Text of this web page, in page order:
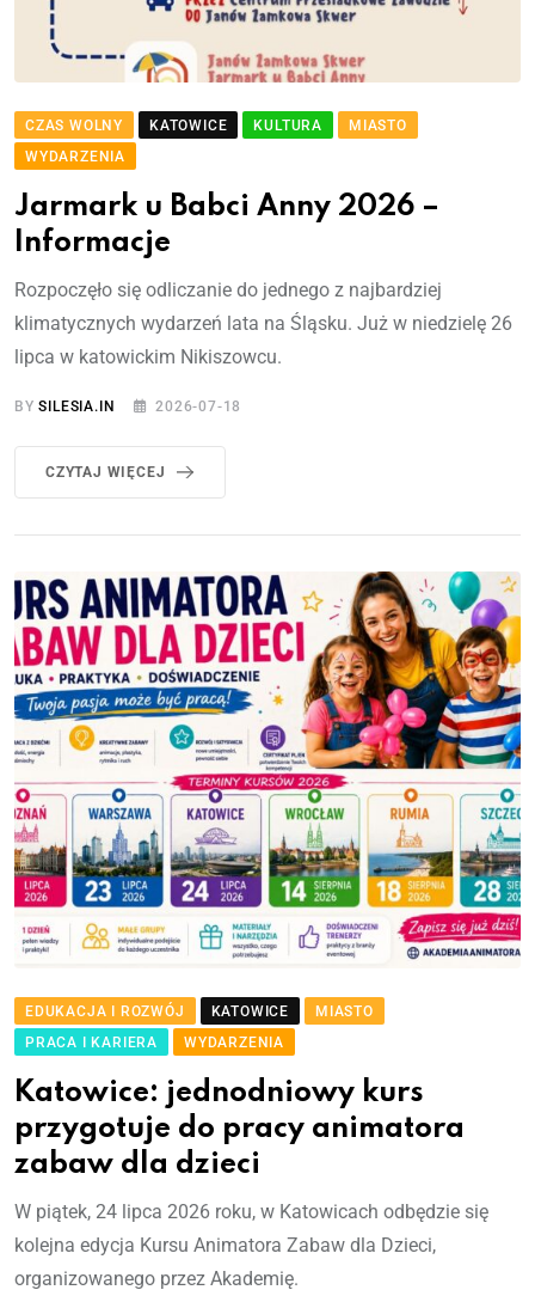
CZAS WOLNY KATOWICE KULTURA
MIASTO
WYDARZENIA
Jarmark u Babci Anny 2026 –
Informacje
Rozpoczęło się odliczanie do jednego z najbardziej
klimatycznych wydarzeń lata na Śląsku. Już w niedzielę 26
lipca w katowickim Nikiszowcu.
BYSILESIA.IN 2026-07-18
CZYTAJ WIĘCEJ
EDUKACJA I ROZWÓJ KATOWICE
MIASTO
PRACA I KARIERA
WYDARZENIA
Katowice: jednodniowy kurs
przygotuje do pracy animatora
zabaw dla dzieci
W piątek, 24 lipca 2026 roku, w Katowicach odbędzie się
kolejna edycja Kursu Animatora Zabaw dla Dzieci,
organizowanego przez Akademię.